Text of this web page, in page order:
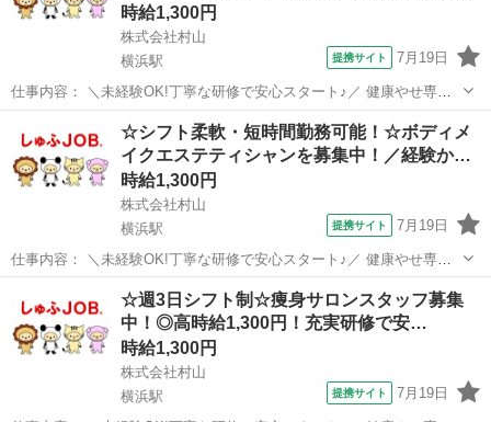
時給1,300円
株式会社村山
横浜駅
提携サイト 7月19日
仕事内容： ＼未経験OK!丁寧な研修で安心スタート♪／ 健康やせ専門
イヴでは、未経験から美容のプロを目指せる環境を整えています。 お
客様の受付やカウンセリング、施術を通じて美容知識を身につけるこ
とができます。 ◆受付・カウ...
横浜駅 エステ
☆シフト柔軟・短時間勤務可能！☆ボディメ
イクエステティシャンを募集中！／経験か…
時給1,300円
株式会社村山
横浜駅
提携サイト 7月19日
仕事内容： ＼未経験OK!丁寧な研修で安心スタート♪／ 健康やせ専門
イヴでは、未経験から美容のプロを目指せる環境を整えています。 お
客様の受付やカウンセリング、施術を通じて美容知識を身につけるこ
とができます。 ◆受付・カウ...
横浜駅 エステ
☆週3日シフト制☆痩身サロンスタッフ募集
中！◎高時給1,300円！充実研修で安…
時給1,300円
株式会社村山
横浜駅
提携サイト 7月19日